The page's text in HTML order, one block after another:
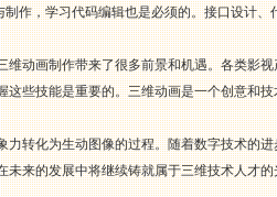
作，学习代码编辑也是必须的。接口设计
维动画制作带来了很多前景和机遇。各类影
这些技能是重要的。三维动画是一个创意和
力转化为生动图像的过程。随着数字技术的
未来的发展中将继续铸就属于三维技术人才